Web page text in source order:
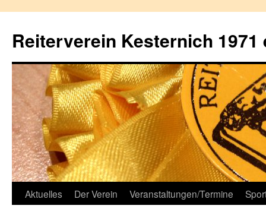
Reiterverein Kesternich 1971
Aktuelles Der Verein Veranstaltungen/Termine